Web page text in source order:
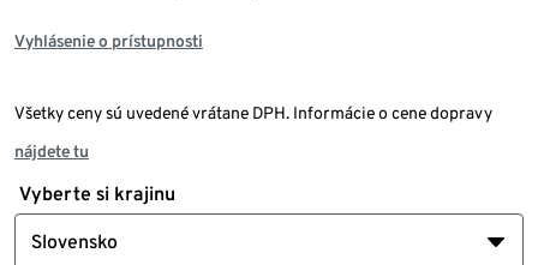
Vyhlásenie o prístupnosti
Všetky ceny sú uvedené vrátane DPH. Informácie o cene dopravy
nájdete tu
Vyberte si krajinu
Slovensko